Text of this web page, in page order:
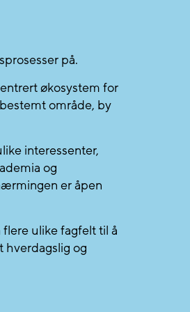
på.
økosystem for
område, by
interessenter,
og
er åpen
flere ulike fagfelt til å
hverdagslig og